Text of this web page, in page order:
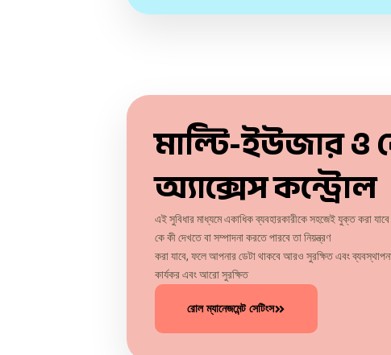
মাল্টি-ইউজার
অ্যাক্সেস কন্ট্রোল
এই সুবিধার মাধ্যমে একাধিক ব্যবহারকারীকে সহজেই যুক্ত করা
কে কী দেখতে বা সম্পাদনা করতে পারবে তা নিয়ন্ত্রণ
করা যাবে, ফলে আপনার ডেটা থাকবে আরও সুরক্ষিত এবং
কার্যকর এবং আরো সুরক্ষিত
রোল ম্যানেজমেন্ট সেটিংস